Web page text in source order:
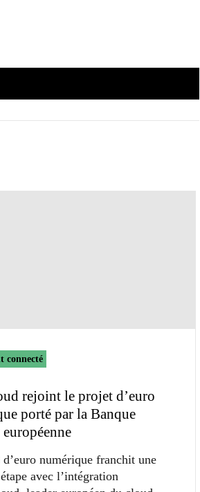
connecté
rejoint le projet d’euro
porté par la Banque
numérique franchit une
avec l’intégration